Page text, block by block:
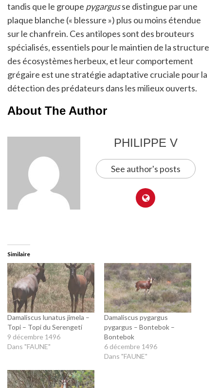
tandis que le groupe pygargusse distingue par une
plaque blanche (« blessure ») plus ou moins étendue
sur le chanfrein. Ces antilopes sont des brouteurs
spécialisés, essentiels pour le maintien de la structure
des écosystèmes herbeux, et leur comportement
grégaire est une stratégie adaptative cruciale pour la
détection des prédateurs dans les milieux ouverts.
About The Author
PHILIPPE V
See author's posts
Similaire
Damaliscus lunatus jimela –
Topi – Topi du Serengeti
9 décembre 1496
Dans "FAUNE"
Damaliscus pygargus
pygargus – Bontebok –
Bontebok
6 décembre 1496
Dans "FAUNE"